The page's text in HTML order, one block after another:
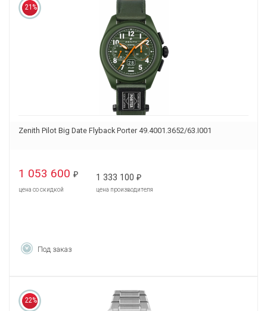
21%
Zenith Pilot Big Date Flyback Porter 49.4001.3652/63.I001
1 053 600 ₽
цена со скидкой
1 333 100 ₽
цена производителя
Под заказ
22%